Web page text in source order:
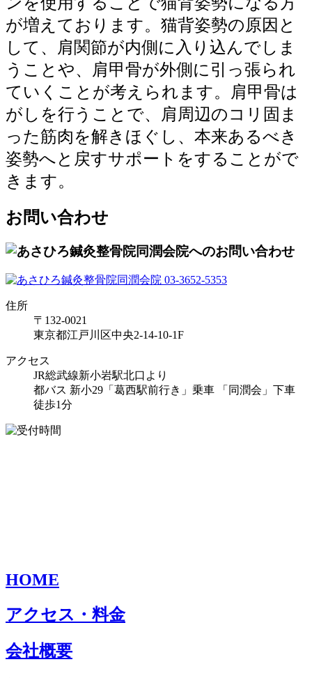
が増えております。猫背姿勢の原因と
して、肩関節が内側に入り込んでしま
うことや、肩甲骨が外側に引っ張られ
ていくことが考えられます。肩甲骨は
がしを行うことで、肩周辺のコリ固ま
った筋肉を解きほぐし、本来あるべき
姿勢へと戻すサポートをすることがで
きます。
お問い合わせ
住所
〒132-0021
東京都江戸川区中央2-14-10-1F
アクセス
JR総武線新小岩駅北口より
都バス 新小29「葛西駅前行き」乗車 「同潤会」下車
徒歩1分
HOME
アクセス・料金
会社概要